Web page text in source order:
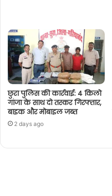
छुरा पुलिस की कार्रवाई: 4 किलो
गांजा के साथ दो तस्कर गिरफ्तार,
बाइक और मोबाइल जब्त
2 days ago